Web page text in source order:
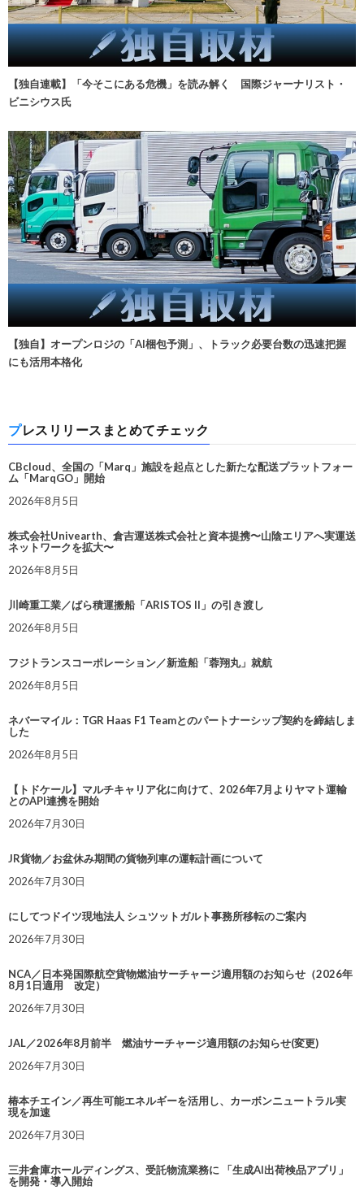
【独自連載】「今そこにある危機」を読み解く 国際ジャーナリスト・
ビニシウス氏
【独自】オープンロジの「AI梱包予測」、トラック必要台数の迅速把握
にも活用本格化
プレスリリースまとめてチェック
CBcloud、全国の「Marq」施設を起点とした新たな配送プラットフォー
ム「MarqGO」開始
2026年8月5日
株式会社Univearth、倉吉運送株式会社と資本提携〜山陰エリアへ実運送
ネットワークを拡大〜
2026年8月5日
川崎重工業／ばら積運搬船「ARISTOS II」の引き渡し
2026年8月5日
フジトランスコーポレーション／新造船「蓉翔丸」就航
2026年8月5日
ネバーマイル：TGR Haas F1 Teamとのパートナーシップ契約を締結しま
した
2026年8月5日
【トドケール】マルチキャリア化に向けて、2026年7月よりヤマト運輸
とのAPI連携を開始
2026年7月30日
JR貨物／お盆休み期間の貨物列車の運転計画について
2026年7月30日
にしてつドイツ現地法人 シュツットガルト事務所移転のご案内
2026年7月30日
NCA／日本発国際航空貨物燃油サーチャージ適用額のお知らせ（2026年
8月1日適用 改定）
2026年7月30日
JAL／2026年8月前半 燃油サーチャージ適用額のお知らせ(変更)
2026年7月30日
椿本チエイン／再生可能エネルギーを活用し、カーボンニュートラル実
現を加速
2026年7月30日
三井倉庫ホールディングス、受託物流業務に 「生成AI出荷検品アプリ」
を開発・導入開始